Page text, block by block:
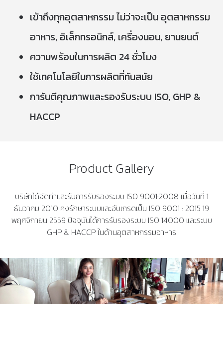
เข้าถึงทุกอุตสาหกรรม ไม่ว่าจะเป็น อุตสาหกรรม
อาหาร, อิเล็กทรอนิกส์, เครื่องนอน, ยานยนต์
ความพร้อมในการผลิต 24 ชั่วโมง
ใช้เทคโนโลยีในการผลิตที่ทันสมัย
การันตีคุณภาพและรองรับระบบ ISO, GHP &
HACCP
Product Gallery
บริษัทได้จัดทำและรับการรับรองระบบ ISO 9001:2008 เมื่อวันที่ 1
ธันวาคม 2010 คงรักษาระบบและอับเกรดเป็น ISO 9001 : 2015 19
พฤศจิกายน 2559 ปัจจุบันได้การรับรองระบบ ISO 14000 และระบบ
GHP & HACCP ในด้านอุตสาหกรรมอาหาร